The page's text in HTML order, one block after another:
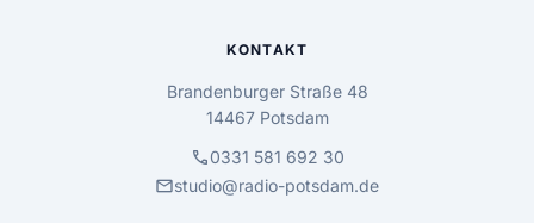
KONTAKT
Brandenburger Straße 48
14467 Potsdam
call0331 581 692 30
mailstudio@radio-potsdam.de